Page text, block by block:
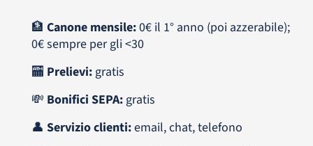
🏦 Canone mensile:0€ il 1° anno (poi azzerabile);
0€ sempre per gli <30
🏧 Prelievi:gratis
💸 Bonifici SEPA:gratis
👤 Servizio clienti:email, chat, telefono